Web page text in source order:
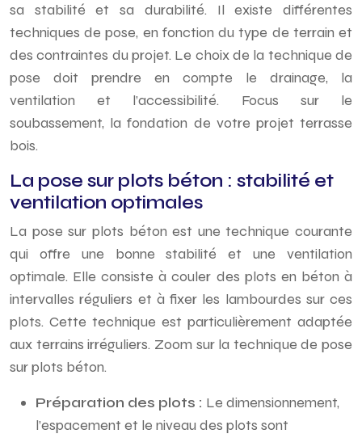
sa stabilité et sa durabilité. Il existe différentes
techniques de pose, en fonction du type de terrain et
des contraintes du projet. Le choix de la technique de
pose doit prendre en compte le drainage, la
ventilation et l’accessibilité. Focus sur le
soubassement, la fondation de votre projet terrasse
bois.
La pose sur plots béton : stabilité et
ventilation optimales
La pose sur plots béton est une technique courante
qui offre une bonne stabilité et une ventilation
optimale. Elle consiste à couler des plots en béton à
intervalles réguliers et à fixer les lambourdes sur ces
plots. Cette technique est particulièrement adaptée
aux terrains irréguliers. Zoom sur la technique de pose
sur plots béton.
Préparation des plots : Le dimensionnement,
l’espacement et le niveau des plots sont